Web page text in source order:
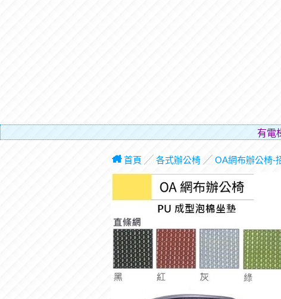
有電梯，免費
首頁 ╱ 各式辦公椅╱ OA網布辦公椅-